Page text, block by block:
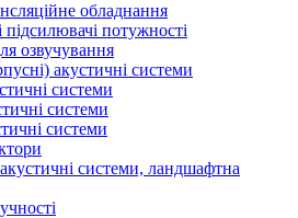
обладнання
підсилювачі потужності
озвучування
акустичні системи
системи
системи
системи
системи, ландшафтна